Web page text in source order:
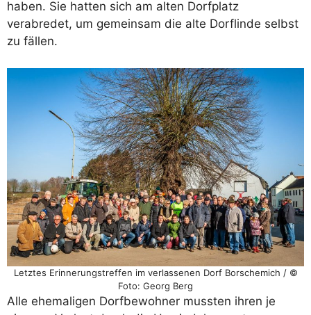
haben. Sie hatten sich am alten Dorfplatz
verabredet, um gemeinsam die alte Dorflinde selbst
zu fällen.
Letztes Erinnerungstreffen im verlassenen Dorf Borschemich / ©
Foto: Georg Berg
Alle ehemaligen Dorfbewohner mussten ihren je